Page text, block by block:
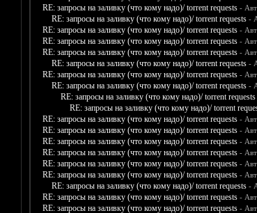
RE: запросы на заливку (что кому надо)/ torrent requests -
RE: запросы на заливку (что кому надо)/ torrent requests -
RE: запросы на заливку (что кому надо)/ torrent requests -
RE: запросы на заливку (что кому надо)/ torrent requests -
RE: запросы на заливку (что кому надо)/ torrent requests -
RE: запросы на заливку (что кому надо)/ torrent requests -
RE: запросы на заливку (что кому надо)/ torrent requests -
RE: запросы на заливку (что кому надо)/ torrent requests -
RE: запросы на заливку (что кому надо)/ torrent requests
RE: запросы на заливку (что кому надо)/ torrent
RE: запросы на заливку (что кому надо)/ torrent requests -
RE: запросы на заливку (что кому надо)/ torrent requests -
RE: запросы на заливку (что кому надо)/ torrent requests -
RE: запросы на заливку (что кому надо)/ torrent requests -
RE: запросы на заливку (что кому надо)/ torrent requests -
RE: запросы на заливку (что кому надо)/ torrent requests -
RE: запросы на заливку (что кому надо)/ torrent requests -
RE: запросы на заливку (что кому надо)/ torrent requests -
RE: запросы на заливку (что кому надо)/ torrent requests -